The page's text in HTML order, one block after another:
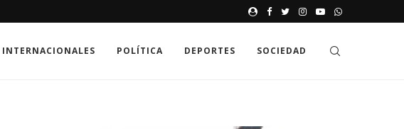
JAK GDZIE MOŻNA
INTERNACIONALES POLÍTICA DEPORTES SOCIEDAD